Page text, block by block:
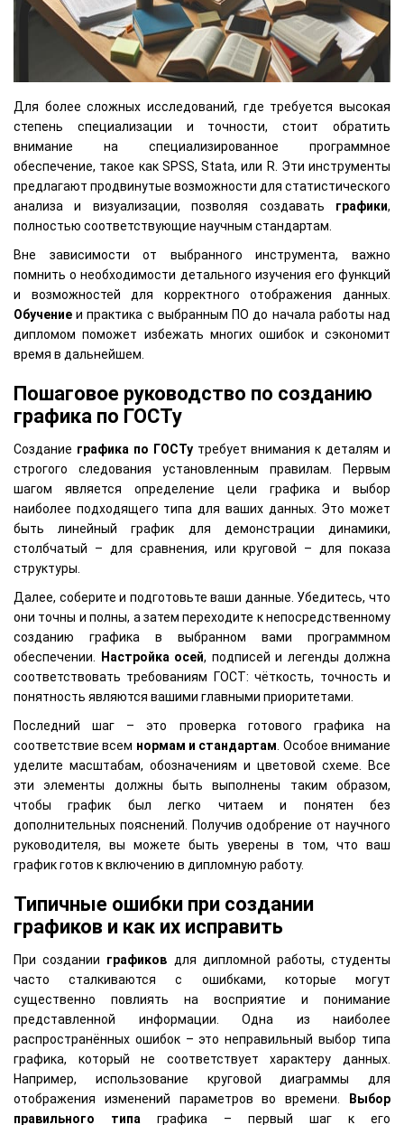
Для более сложных исследований, где требуется высокая
степень специализации и точности, стоит обратить
внимание на специализированное программное
обеспечение, такое как SPSS, Stata, или R. Эти инструменты
предлагают продвинутые возможности для статистического
анализа и визуализации, позволяя создавать графики,
полностью соответствующие научным стандартам.
Вне зависимости от выбранного инструмента, важно
помнить о необходимости детального изучения его функций
и возможностей для корректного отображения данных.
Обучение и практика с выбранным ПО до начала работы над
дипломом поможет избежать многих ошибок и сэкономит
время в дальнейшем.
Пошаговое руководство по созданию
графика по ГОСТу
Создание графика по ГОСТутребует внимания к деталям и
строгого следования установленным правилам. Первым
шагом является определение цели графика и выбор
наиболее подходящего типа для ваших данных. Это может
быть линейный график для демонстрации динамики,
столбчатый – для сравнения, или круговой – для показа
структуры.
Далее, соберите и подготовьте ваши данные. Убедитесь, что
они точны и полны, а затем переходите к непосредственному
созданию графика в выбранном вами программном
обеспечении.
Настройка осей, подписей и легенды должна
соответствовать требованиям ГОСТ: чёткость, точность и
понятность являются вашими главными приоритетами.
Последний шаг – это проверка готового графика на
соответствие всем нормам и стандартам . Особое внимание
уделите масштабам, обозначениям и цветовой схеме. Все
эти элементы должны быть выполнены таким образом,
чтобы график был легко читаем и понятен без
дополнительных пояснений. Получив одобрение от научного
руководителя, вы можете быть уверены в том, что ваш
график готов к включению в дипломную работу.
Типичные ошибки при создании
графиков и как их исправить
При создании графиков для дипломной работы, студенты
часто сталкиваются с ошибками, которые могут
существенно повлиять на восприятие и понимание
представленной информации. Одна из наиболее
распространённых ошибок – это неправильный выбор типа
графика, который не соответствует характеру данных.
Например, использование круговой диаграммы для
отображения изменений параметров во времени.
Выбор
правильного типа графика – первый шаг к его